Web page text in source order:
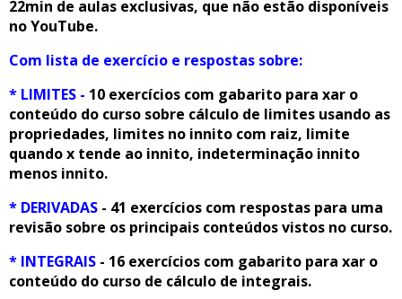
22min de aulas exclusivas, que não estão disponíveis
no YouTube.
Com lista de exercício e respostas sobre:
* LIMITES - 10 exercícios com gabarito para fixar o
conteúdo do curso sobre cálculo de limites usando as
propriedades, limites no infinito com raiz, limite
quando x tende ao infinito, indeterminação infinito
menos infinito.
* DERIVADAS - 41 exercícios com respostas para uma
revisão sobre os principais conteúdos vistos no curso.
* INTEGRAIS - 16 exercícios com gabarito para fixar o
conteúdo do curso de cálculo de integrais.